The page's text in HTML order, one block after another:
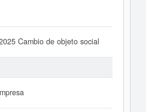
Cambio de objeto social